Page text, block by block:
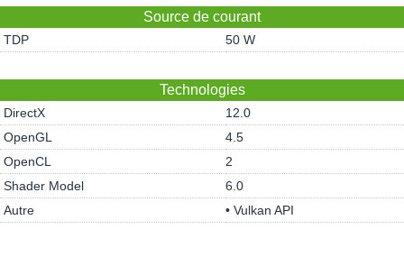
Source de courant
TDP 50 W
Technologies
DirectX
12.0
OpenGL
4.5
OpenCL
2
Shader Model
6.0
Autre
• Vulkan API